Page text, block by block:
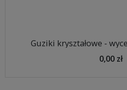
Guziki kryształowe -
0,00 zł